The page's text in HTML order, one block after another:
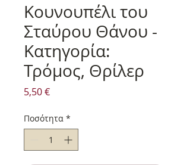
Κουνουπέλι του
Σταύρου Θάνου -
Κατηγορία:
Τρόμος, Θρίλερ
5,50 €Τιμή
Ποσότητα *